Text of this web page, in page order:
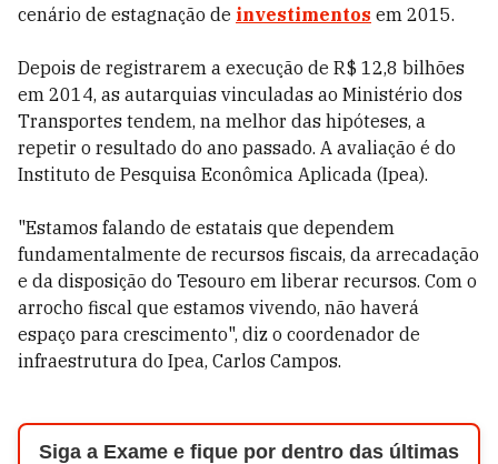
cenário de estagnação de investimentos em 2015.
Depois de registrarem a execução de R$ 12,8 bilhões
em 2014, as autarquias vinculadas ao Ministério dos
Transportes tendem, na melhor das hipóteses, a
repetir o resultado do ano passado. A avaliação é do
Instituto de Pesquisa Econômica Aplicada (Ipea).
"Estamos falando de estatais que dependem
fundamentalmente de recursos fiscais, da arrecadação
e da disposição do Tesouro em liberar recursos. Com o
arrocho fiscal que estamos vivendo, não haverá
espaço para crescimento", diz o coordenador de
infraestrutura do Ipea, Carlos Campos.
Siga a Exame e fique por dentro das últimas